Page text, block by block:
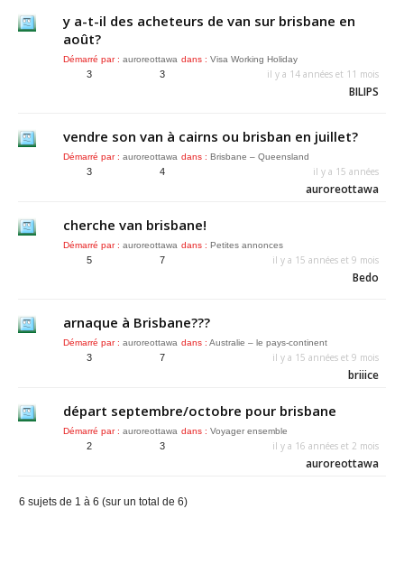
y a-t-il des acheteurs de van sur brisbane en
août?
Démarré par : auroreottawa dans : Visa Working Holiday
3 3 il y a 14 années et 11 mois
BILIPS
vendre son van à cairns ou brisban en juillet?
Démarré par : auroreottawa dans : Brisbane – Queensland
3 4 il y a 15 années
auroreottawa
cherche van brisbane!
Démarré par : auroreottawa dans : Petites annonces
5 7 il y a 15 années et 9 mois
Bedo
arnaque à Brisbane???
Démarré par : auroreottawa dans : Australie – le pays-continent
3 7 il y a 15 années et 9 mois
briiice
départ septembre/octobre pour brisbane
Démarré par : auroreottawa dans : Voyager ensemble
2 3 il y a 16 années et 2 mois
auroreottawa
6 sujets de 1 à 6 (sur un total de 6)